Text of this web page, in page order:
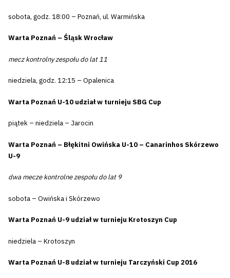
sobota, godz. 18:00 – Poznań, ul. Warmińska
Warta Poznań – Śląsk Wrocław
mecz kontrolny zespołu do lat 11
niedziela, godz. 12:15 – Opalenica
Warta Poznań U-10 udział w turnieju SBG Cup
piątek – niedziela – Jarocin
Warta Poznań – Błękitni Owińska U-10 – Canarinhos Skórzewo
U-9
dwa mecze kontrolne zespołu do lat 9
sobota – Owińska i Skórzewo
Warta Poznań U-9 udział w turnieju Krotoszyn Cup
niedziela – Krotoszyn
Warta Poznań U-8 udział w turnieju Tarczyński Cup 2016